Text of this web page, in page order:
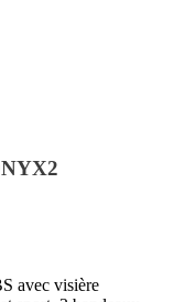
avec visière